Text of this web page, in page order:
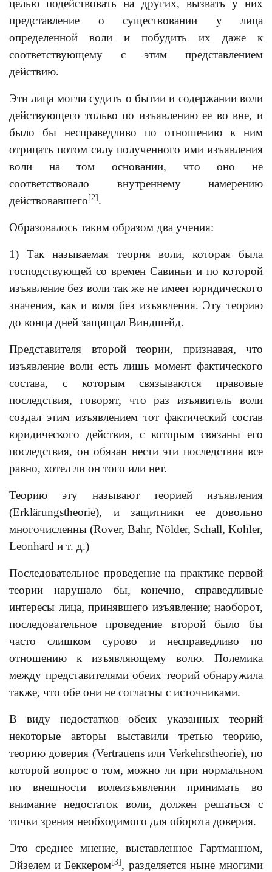
целью подействовать на других, вызвать y них
представление о существовании y лица
определенной воли и побудить их даже к
соответствующему с этим представлением
действию.
Эти лица могли судить о бытии и содержании воли
действующего только по изъявлению ее во вне, и
было бы несправедливо по отношению к ним
отрицать потом силу полученного ими изъявления
воли на том основании, что оно не
соответствовало внутреннему намерению
действовавшего [2] .
Образовалось таким образом два учения:
1) Так называемая теория воли, которая была
господствующей со времен Савиньи и по которой
изъявление без воли так же не имеет юридического
значения, как и воля без изъявления. Эту теорию
до конца дней защищал Виндшейд.
Представителя второй теории, признавая, что
изъявление воли есть лишь момент фактического
состава, с которым связываются правовые
последствия, говорят, что раз изъявитель воли
создал этим изъявлением тот фактический состав
юридического действия, с которым связаны его
последствия, он обязан нести эти последствия все
равно, хотел ли он того или нет.
Теорию эту называют теорией изъявления
(Erklärungstheorie), и защитники ее довольно
многочисленны (Rover, Bahr, Nölder, Schall, Kоhler,
Leonhard и т. д.)
Последовательное проведение на практике первой
теории нарушало бы, конечно, справедливые
интересы лица, принявшего изъявление; наоборот,
последовательное проведение второй было бы
часто слишком сурово и несправедливо по
отношению к изъявляющему волю. Полемика
между представителями обеих теорий обнаружила
также, что обе они не согласны с источниками.
В виду недостатков обеих указанных теорий
некоторые авторы выставили третью теорию,
теорию доверия (Vertrauens или Verkehrstheorie), по
которой вопрос о том, можно ли при нормальном
по внешности волеизъявлении принимать во
внимание недостаток воли, должен решаться с
точки зрения необходимого для оборота доверия.
Это среднее мнение, выставленное Гартманном,
Эйзелем и Беккером[3] , разделяется ныне многими